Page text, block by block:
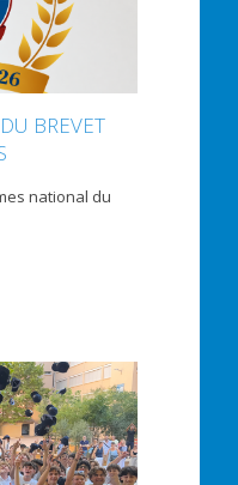
BREVET
national du